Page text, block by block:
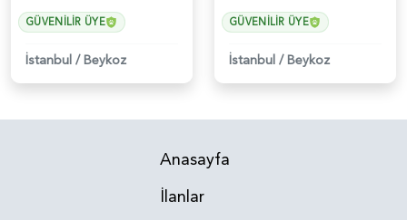
GÜVENILIR ÜYE
İstanbul /Beykoz
GÜVENILIR ÜYE
İstanbul /Beykoz
Anasayfa
İlanlar